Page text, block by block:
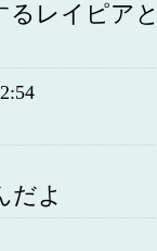
るレイピア
だよ